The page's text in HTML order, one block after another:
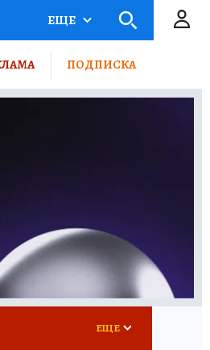
ЕЩЕ
ПОДПИСКА
ЕЩЕ